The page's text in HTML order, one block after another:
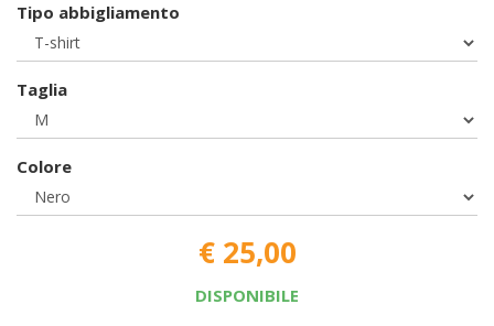
Tipo abbigliamento
Taglia
Colore
€ 25,00
DISPONIBILE